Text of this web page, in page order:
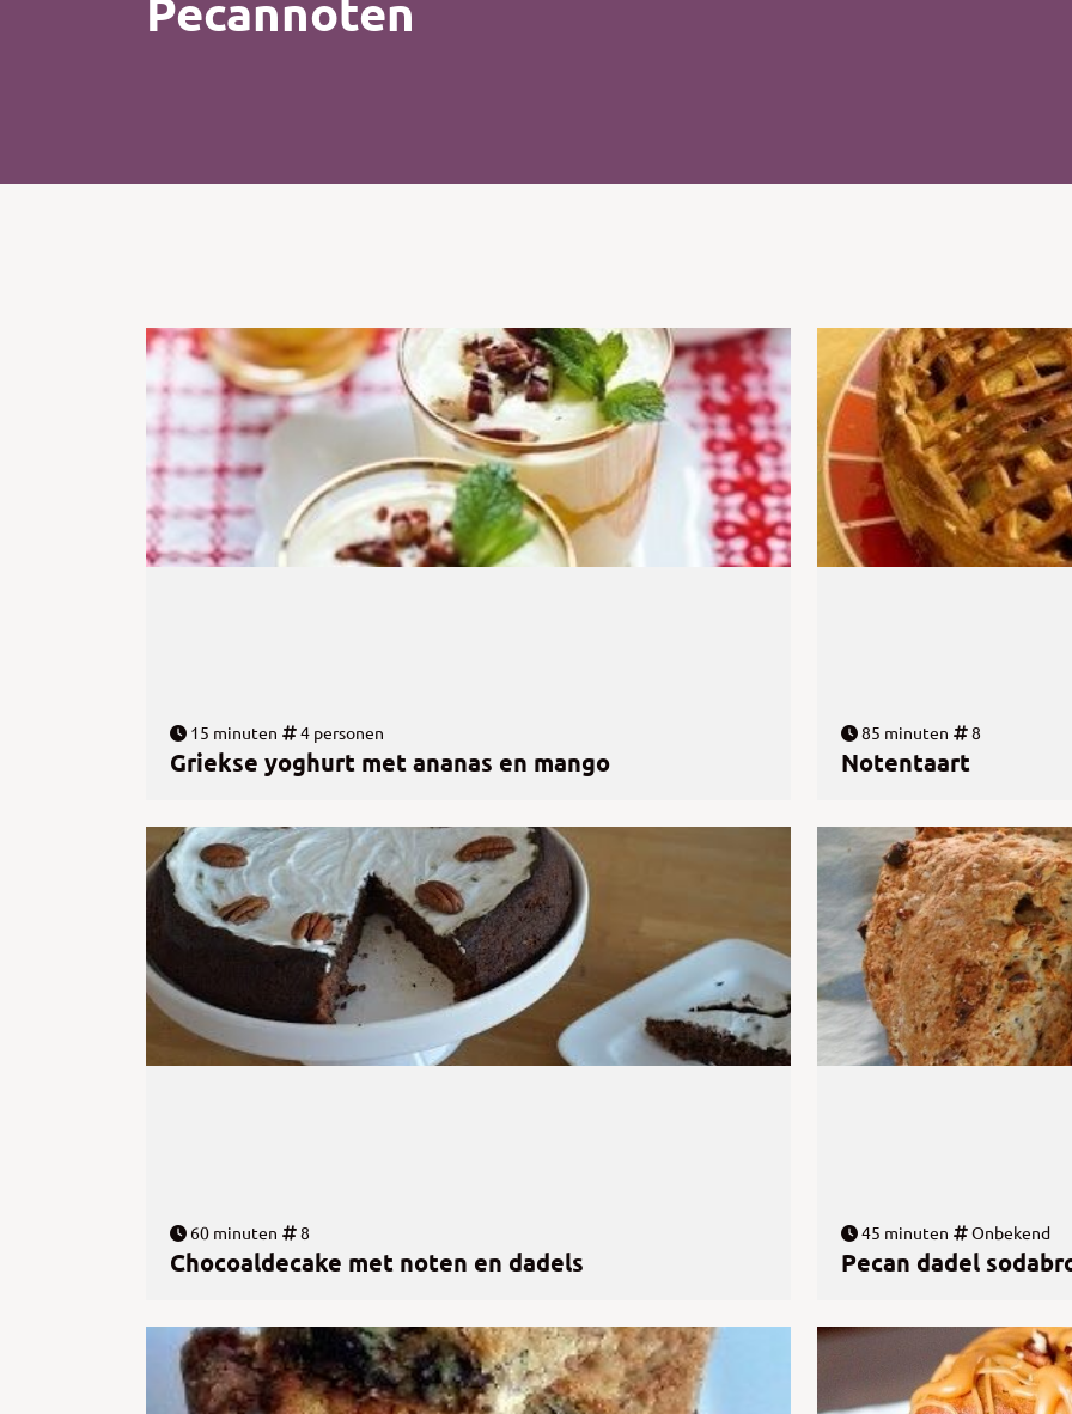
Kip
Salade
Vlees
15 minuten 4 personen
Griekse yoghurt met ananas en mango
85 minuten 8
Notentaart
60 minuten 8
Chocoaldecake met noten en dadels
45 minuten Onbekend
Pecan dadel